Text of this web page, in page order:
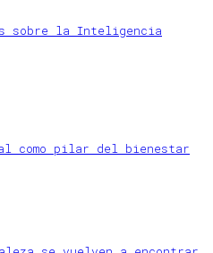
sobre la Inteligencia
como pilar del bienestar